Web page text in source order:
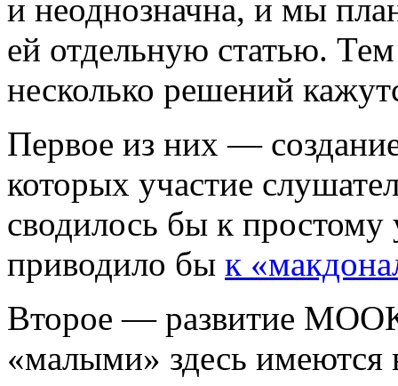
и неоднозначна, и мы
ей отдельную статью.
несколько решений
Первое из них —
которых участие
сводилось бы к
приводило бы к
Второе — развитие
«малыми» здесь имеются